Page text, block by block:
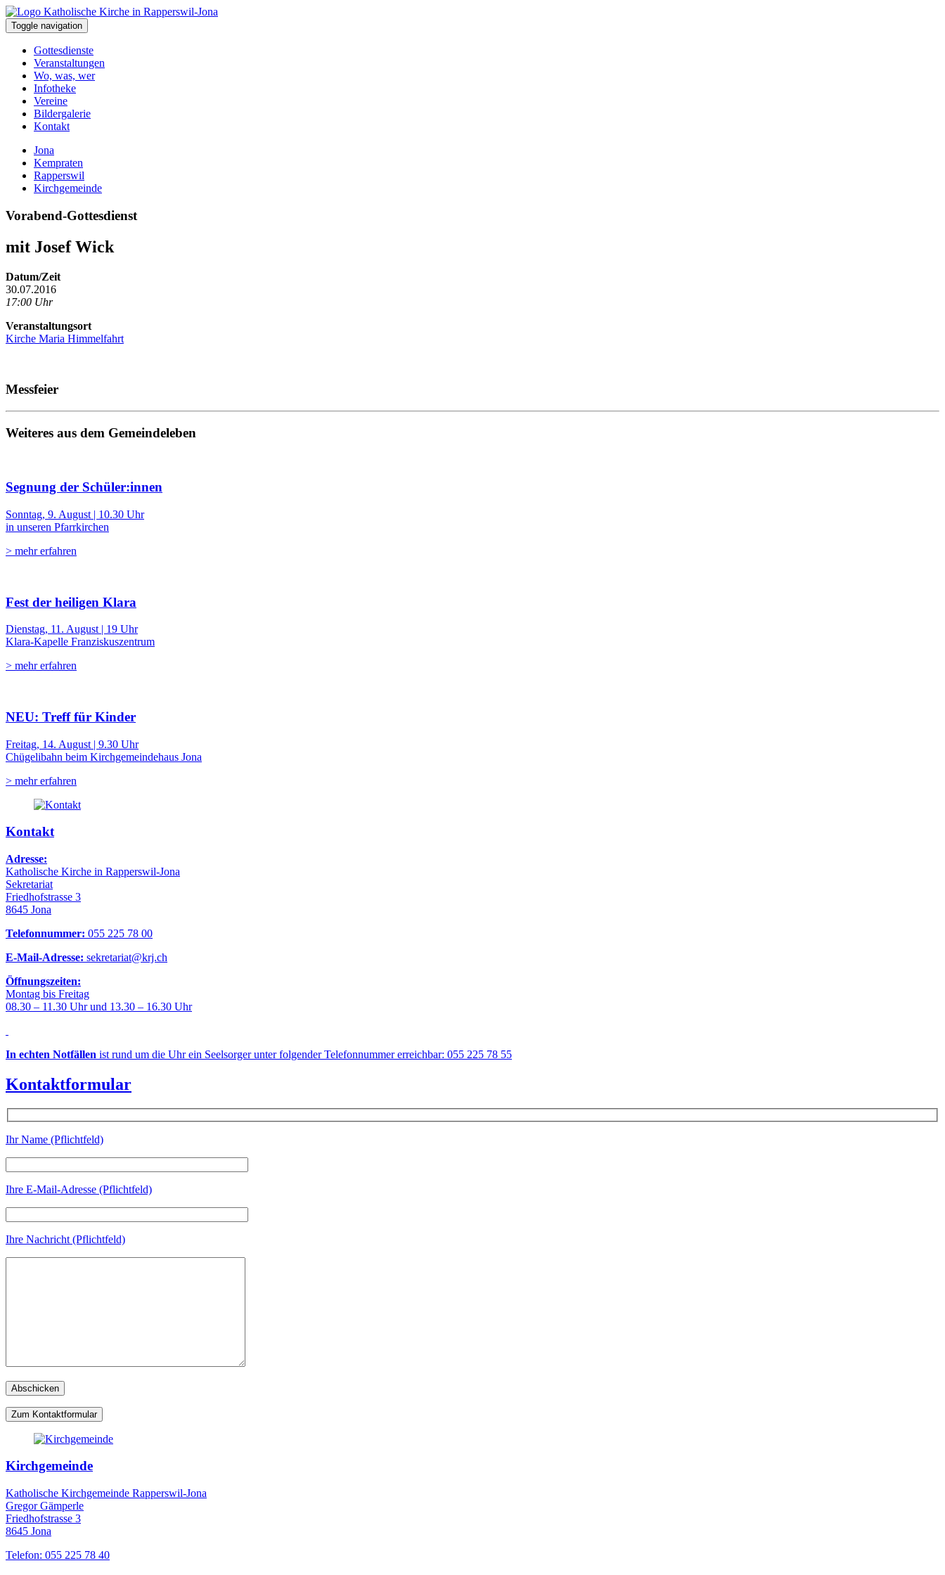
Toggle navigation
Gottesdienste
Veranstaltungen
Wo, was, wer
Infotheke
Vereine
Bildergalerie
Kontakt
Jona
Kempraten
Rapperswil
Kirchgemeinde
Vorabend-Gottesdienst
mit Josef Wick
Datum/Zeit
30.07.2016
17:00 Uhr
Veranstaltungsort
Kirche Maria Himmelfahrt
Messfeier
Weiteres aus dem Gemeindeleben
Segnung der Schüler:innen
Sonntag, 9. August | 10.30 Uhr
in unseren Pfarrkirchen
> mehr erfahren
Fest der heiligen Klara
Dienstag, 11. August | 19 Uhr
Klara-Kapelle Franziskuszentrum
> mehr erfahren
NEU: Treff für Kinder
Freitag, 14. August | 9.30 Uhr
Chügelibahn beim Kirchgemeindehaus Jona
> mehr erfahren
Kontakt
Adresse:
Katholische Kirche in Rapperswil-Jona
Sekretariat
Friedhofstrasse 3
8645 Jona
Telefonnummer: 055 225 78 00
E-Mail-Adresse: sekretariat@krj.ch
Öffnungszeiten:
Montag bis Freitag
08.30 – 11.30 Uhr und 13.30 – 16.30 Uhr
In echten Notfällen ist rund um die Uhr ein Seelsorger unter folgender Telefonnummer erreichbar: 055 225 78 55
Kontaktformular
Ihr Name (Pflichtfeld)
Ihre E-Mail-Adresse (Pflichtfeld)
Ihre Nachricht (Pflichtfeld)
Zum Kontaktformular
Kirchgemeinde
Katholische Kirchgemeinde Rapperswil-Jona
Gregor Gämperle
Friedhofstrasse 3
8645 Jona
Telefon: 055 225 78 40